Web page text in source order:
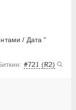
/ Дата "
#721 (R2)